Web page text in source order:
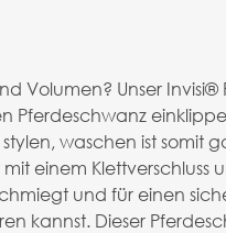
Volumen? Unser
Pferdeschwanz
waschen ist somit
einem
und für einen
kannst. Dieser